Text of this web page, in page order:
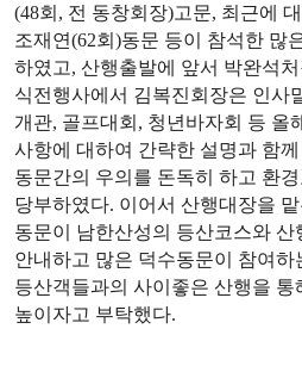
(48회 , 전 동창회장)고문, 최근에
조재연(62회 )동문 등이 참석한 많
하였고, 산행출발에 앞서 박완석
식전행사에서 김복진회장은 인사
개관, 골프대회 , 청년바자회 등 올
사항에 대하여 간략한 설명과 함
동문간의 우의를 돈독히 하고 환
당부하였다. 이어서 산행대장을
동문이 남한산성의 등산코스와 산
안내하고 많은 덕수동문이 참여하
등산객들과의 사이좋은 산행을 통
높이자고 부탁했다.